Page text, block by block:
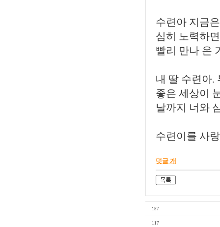
수련아 지금
심히 노력하
빨리 만나 온
내 딸 수련아.
좋은 세상이
날까지 너와
수련이를 사
덧글 개
157
117